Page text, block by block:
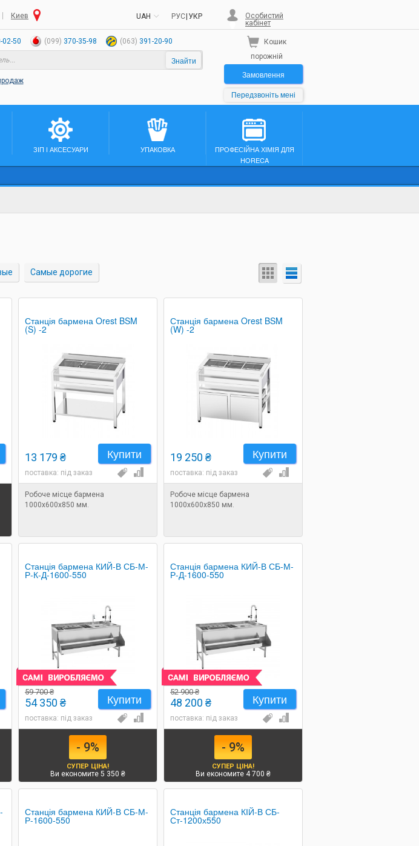
Киев UAH РУС УКР
Особистий
кабінет
02-50 (099) 370-35-98 (063) 391-20-90
Знайти
Кошик
порожній
Замовлення
Передзвоніть мені
ЗІП І АКСЕСУАРИ УПАКОВКА
ПРОФЕСІЙНА ХІМІЯ ДЛЯ
HORECA
Самые дорогие
Станція бармена Orest BSM
(S) -2
Купити
13 179 ₴
поставка: під заказ
Робоче місце бармена
1000х600х850 мм.
Станція бармена Orest BSM
(W) -2
Купити
19 250 ₴
поставка: під заказ
Робоче місце бармена
1000х600х850 мм.
Станція бармена КИЙ-В СБ-М-
Р-К-Д-1600-550
Купити
59 700 ₴
54 350 ₴
поставка: під заказ
- 9%
СУПЕР ЦІНА!
Ви економите 5 350 ₴
Станція бармена КИЙ-В СБ-М-
Р-Д-1600-550
Купити
52 900 ₴
48 200 ₴
поставка: під заказ
- 9%
СУПЕР ЦІНА!
Ви економите 4 700 ₴
Станція бармена КИЙ-В СБ-М-
Р-1600-550
Станція бармена КІЙ-В СБ-
Ст-1200х550